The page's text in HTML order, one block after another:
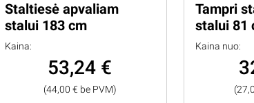
Staltiesė apvaliam
stalui 183 cm
Kaina:
53,24 €
(44,00 € be PVM)
Tampri
stalui 81
Kaina nuo: